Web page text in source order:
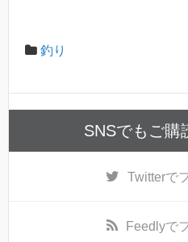
釣り
SNSでもご購
Twitterで
Feedlyで